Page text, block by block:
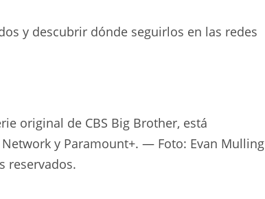
y descubrir dónde seguirlos en las redes
original de CBS Big Brother, está
y Paramount+. — Foto: Evan Mulling
reservados.